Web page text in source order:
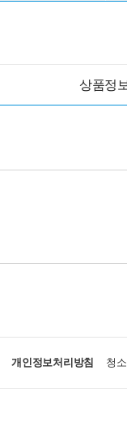
상품정
개인정보처리방침 청